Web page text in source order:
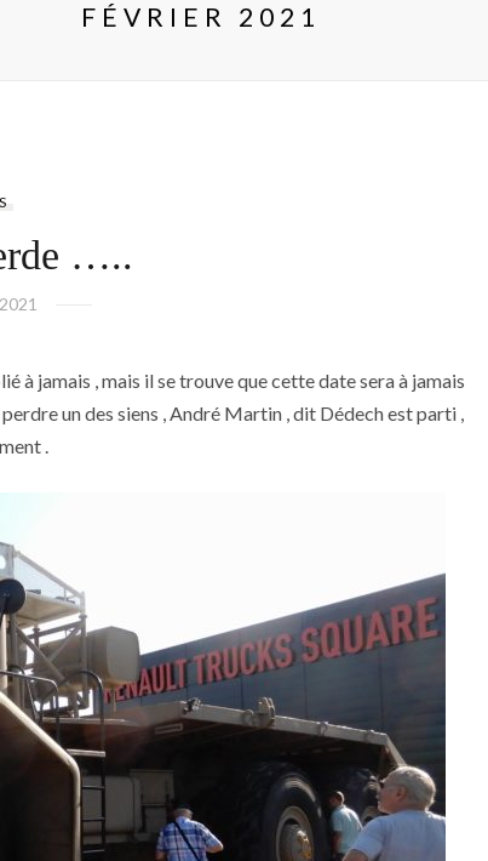
FÉVRIER 2021
…..
à jamais , mais il se trouve que cette date sera à jamais
un des siens , André Martin , dit Dédech est parti ,
.